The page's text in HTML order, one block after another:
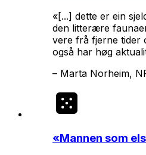
«[...] dette er ein
den litterære
vere frå fjerne tider
også har høg
– Marta Norheim,
«Mannen som